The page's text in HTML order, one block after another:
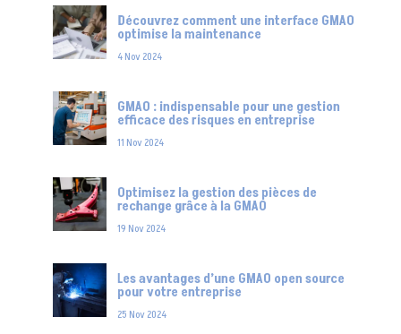
Découvrez comment une interface GMAO
optimise la maintenance
4 Nov 2024
GMAO : indispensable pour une gestion
efficace des risques en entreprise
11 Nov 2024
Optimisez la gestion des pièces de
rechange grâce à la GMAO
19 Nov 2024
Les avantages d’une GMAO open source
pour votre entreprise
25 Nov 2024